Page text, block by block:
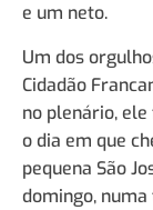
e um neto.
Um dos
Cidadão
no plenário,
o dia em que
pequena São
domingo,